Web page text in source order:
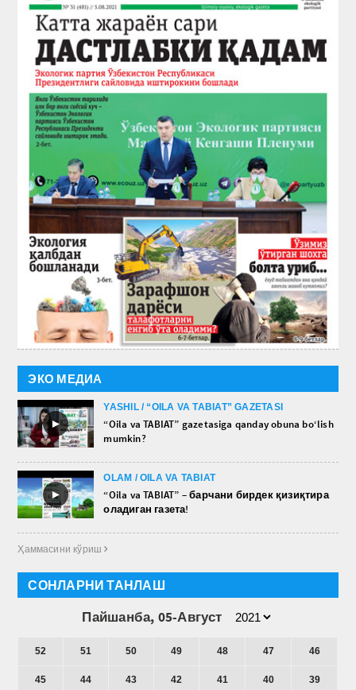
ЭКО МЕДИА
►
YASHIL / “OILA VA TABIAT” GAZETASI
“Oila va TABIAT” gazetasiga qanday obuna bo‘lish
mumkin?
►
OLAM / OILA VA TABIAT
“Oila va TABIAT” – барчани бирдек қизиқтира
оладиган газета!
Ҳаммасини кўриш 
СОНЛАРНИ ТАНЛАШ
Пайшанба, 05-Август
52 51 50 49 48 47 46
45 44 43 42 41 40 39